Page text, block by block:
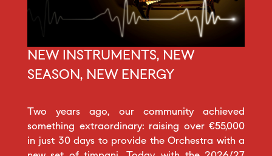
NEW INSTRUMENTS, NEW
SEASON, NEW ENERGY
Two years ago, our community achieved
something extraordinary: raising over €55,000
in just 30 days to provide the Orchestra with a